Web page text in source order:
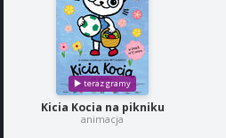
Kicia Kocia na pikniku
animacja